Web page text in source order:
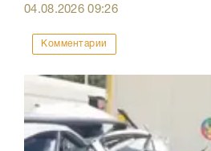
04.08.202609:26
Комментарии